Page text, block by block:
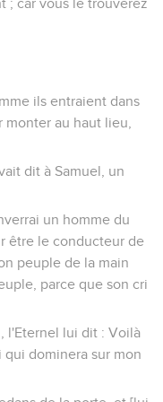
; car vous le trouverez
ils entraient dans
au haut lieu,
dit à Samuel, un
un homme du
être le conducteur de
peuple de la main
parce que son cri
l'Eternel lui dit : Voilà
dominera sur mon